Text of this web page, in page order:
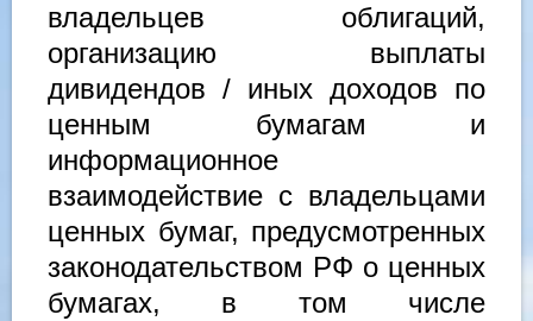
владельцев облигаций,
организацию выплаты
дивидендов / иных доходов по
ценным бумагам и
информационное
взаимодействие с владельцами
ценных бумаг, предусмотренных
законодательством РФ о ценных
бумагах, в том числе